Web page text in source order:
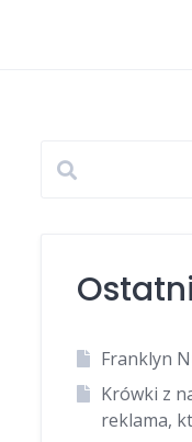
Franklyn
Krówki z
reklama,